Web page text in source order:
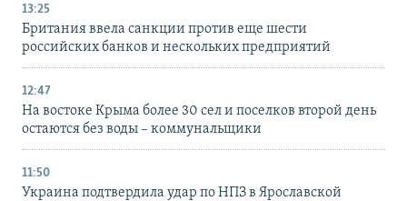
13:25
Британия ввела санкции против еще шести
российских банков и нескольких предприятий
12:47
На востоке Крыма более 30 сел и поселков второй день
остаются без воды – коммунальщики
11:50
Украина подтвердила удар по НПЗ в Ярославской